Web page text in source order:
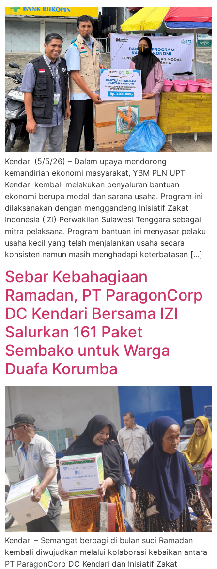
Kendari (5/5/26) – Dalam upaya mendorong
kemandirian ekonomi masyarakat, YBM PLN UPT
Kendari kembali melakukan penyaluran bantuan
ekonomi berupa modal dan sarana usaha. Program ini
dilaksanakan dengan menggandeng Inisiatif Zakat
Indonesia (IZI) Perwakilan Sulawesi Tenggara sebagai
mitra pelaksana. Program bantuan ini menyasar pelaku
usaha kecil yang telah menjalankan usaha secara
konsisten namun masih menghadapi keterbatasan […]
Sebar Kebahagiaan
Ramadan, PT ParagonCorp
DC Kendari Bersama IZI
Salurkan 161 Paket
Sembako untuk Warga
Duafa Korumba
Kendari – Semangat berbagi di bulan suci Ramadan
kembali diwujudkan melalui kolaborasi kebaikan antara
PT ParagonCorp DC Kendari dan Inisiatif Zakat